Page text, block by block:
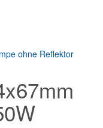
ohne Reflektor